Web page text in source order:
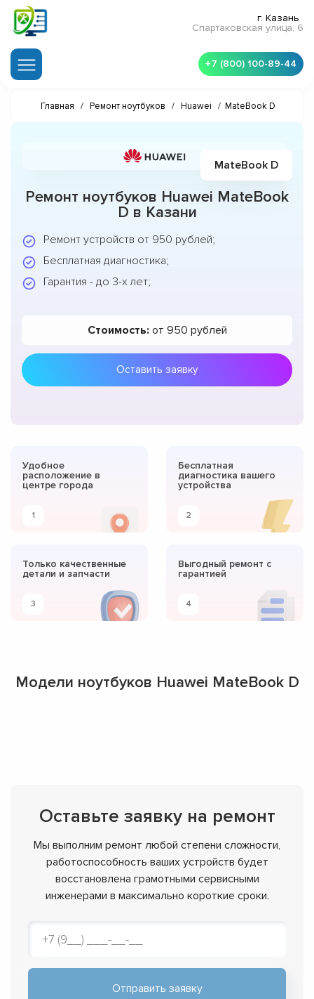
г. Казань
Спартаковская улица, 6
+7 (800) 100-89-44
Главная / Ремонт ноутбуков / Huawei / MateBook D
Ремонт ноутбуков Huawei MateBook
D в Казани
Ремонт устройств от 950 рублей;
Бесплатная диагностика;
Гарантия - до 3-х лет;
Стоимость: от 950 рублей
Оставить заявку
MateBook D
Удобное
расположение в
центре города
1
Бесплатная
диагностика вашего
устройства
2
Только качественные
детали и запчасти
3
Выгодный ремонт с
гарантией
4
Модели ноутбуков Huawei MateBook D
Оставьте заявку на ремонт
Мы выполним ремонт любой степени сложности,
работоспособность ваших устройств будет
восстановлена грамотными сервисными
инженерами в максимально короткие сроки.